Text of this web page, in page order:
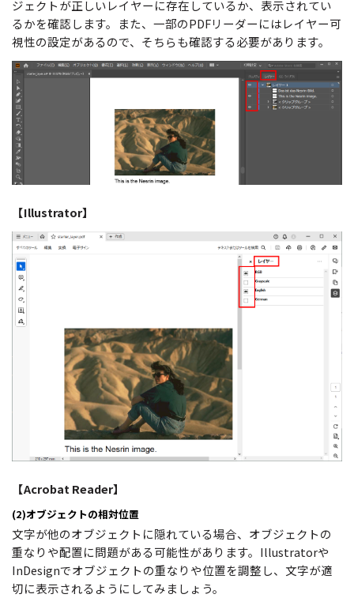
ジェクトが正しいレイヤーに存在しているか、表示されてい
るかを確認します。また、一部のPDFリーダーにはレイヤー可
視性の設定があるので、そちらも確認する必要があります。
【Illustrator】
【Acrobat Reader】
(2)オブジェクトの相対位置
文字が他のオブジェクトに隠れている場合、オブジェクトの
重なりや配置に問題がある可能性があります。Illustratorや
InDesignでオブジェクトの重なりや位置を調整し、文字が適
切に表示されるようにしてみましょう。